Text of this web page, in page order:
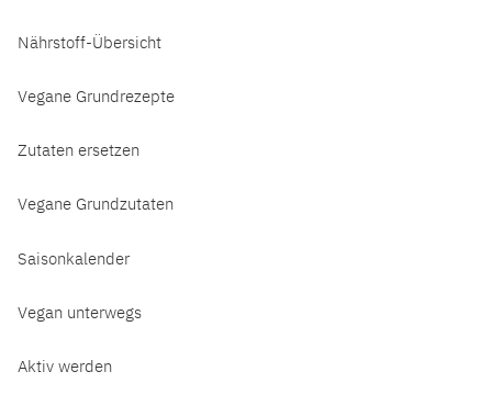
Nährstoff-Übersicht
Vegane Grundrezepte
Zutaten ersetzen
Vegane Grundzutaten
Saisonkalender
Vegan unterwegs
Aktiv werden